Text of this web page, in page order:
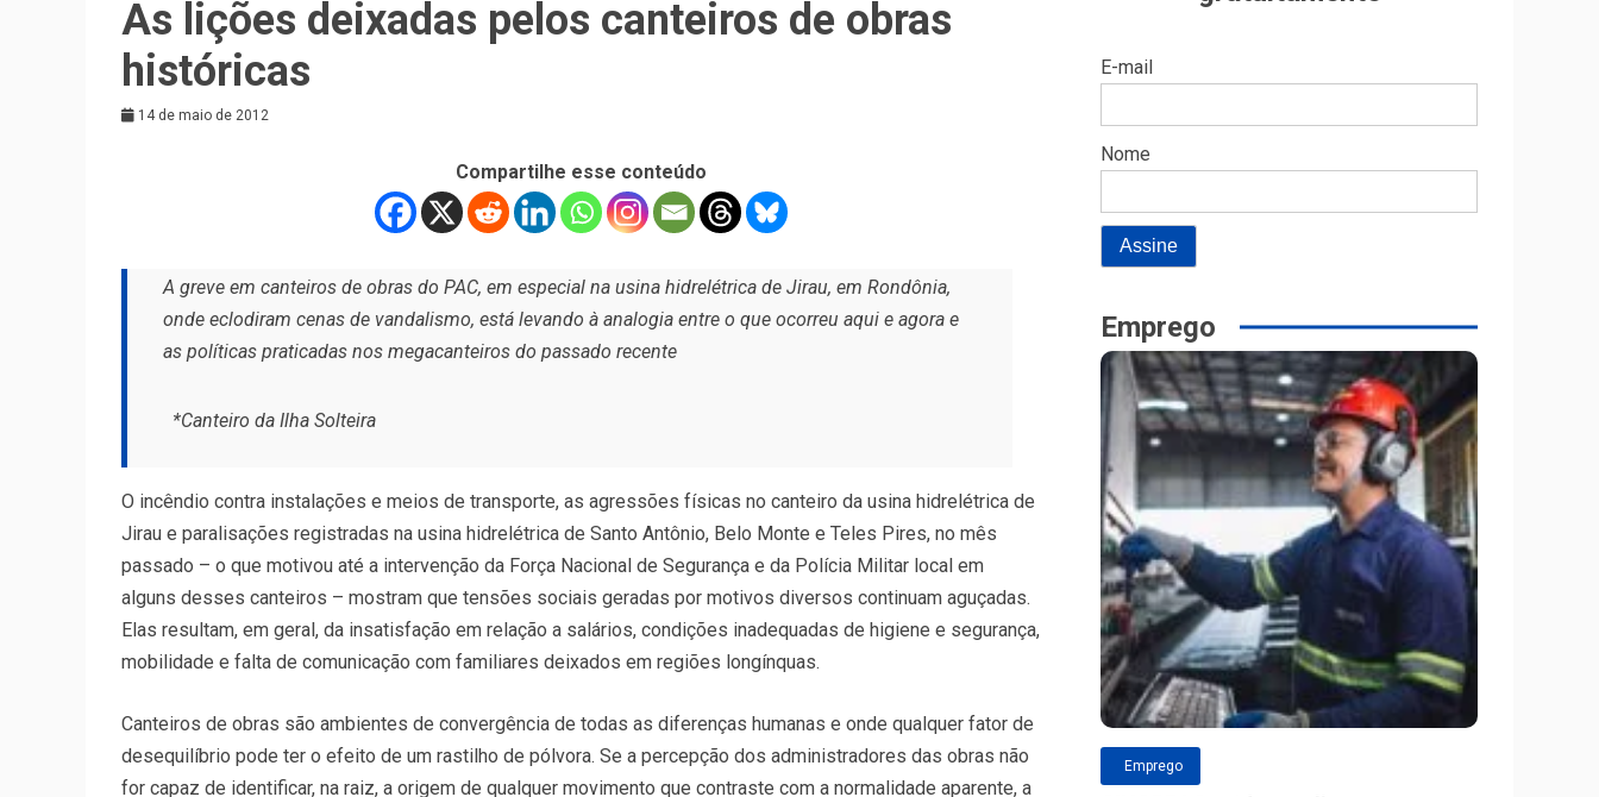
As lições deixadas pelos canteiros de obras
históricas
14 de maio de 2012
Compartilhe esse conteúdo
A greve em canteiros de obras do PAC, em especial na usina hidrelétrica de Jirau, em Rondônia,
onde eclodiram cenas de vandalismo, está levando à analogia entre o que ocorreu aqui e agora e
as políticas praticadas nos megacanteiros do passado recente
*Canteiro da Ilha Solteira
O incêndio contra instalações e meios de transporte, as agressões físicas no canteiro da usina hidrelétrica de
Jirau e paralisações registradas na usina hidrelétrica de Santo Antônio, Belo Monte e Teles Pires, no mês
passado – o que motivou até a intervenção da Força Nacional de Segurança e da Polícia Militar local em
alguns desses canteiros – mostram que tensões sociais geradas por motivos diversos continuam aguçadas.
Elas resultam, em geral, da insatisfação em relação a salários, condições inadequadas de higiene e segurança,
mobilidade e falta de comunicação com familiares deixados em regiões longínquas.
Canteiros de obras são ambientes de convergência de todas as diferenças humanas e onde qualquer fator de
desequilíbrio pode ter o efeito de um rastilho de pólvora. Se a percepção dos administradores das obras não
for capaz de identificar, na raiz, a origem de qualquer movimento que contraste com a normalidade aparente, a
E-mail
Nome
Emprego
Emprego